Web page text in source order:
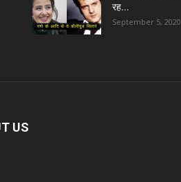
रह...
September 5, 2020
US